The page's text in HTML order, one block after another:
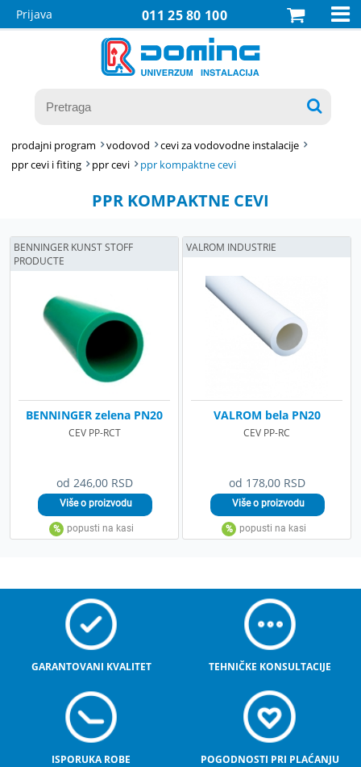
011 25 80 100
Prijava 

prodajni program vodovod
cevi za vodovodne instalacije
ppr cevi i fiting
ppr cevi ppr kompaktne cevi
PPR KOMPAKTNE CEVI
od 246,00 RSD
BENNINGER zelena PN20
CEV PP-RCT
BENNINGER KUNST STOFF
PRODUCTE
od 178,00 RSD
VALROM bela PN20
CEV PP-RC
VALROM INDUSTRIE
GARANTOVANI KVALITET TEHNIČKE KONSULTACIJE
ISPORUKA ROBE POGODNOSTI PRI PLAĆANJU